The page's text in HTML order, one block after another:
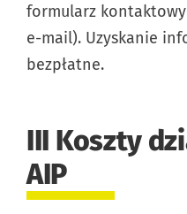
formularz
e-mail). Uzyskanie
bezpłatne.
III Koszty
AIP